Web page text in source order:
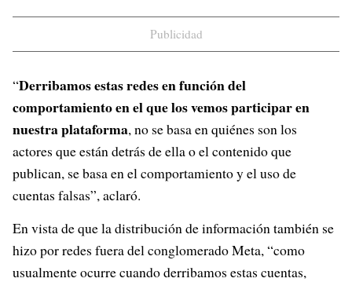
Publicidad
“Derribamos estas redes en función del
comportamiento en el que los vemos participar en
nuestra plataforma, no se basa en quiénes son los
actores que están detrás de ella o el contenido que
publican, se basa en el comportamiento y el uso de
cuentas falsas”, aclaró.
En vista de que la distribución de información también se
hizo por redes fuera del conglomerado Meta, “como
usualmente ocurre cuando derribamos estas cuentas,